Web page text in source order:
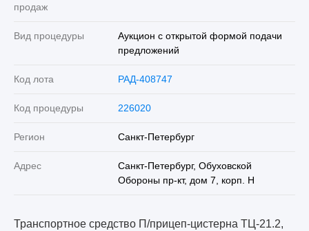
продаж
Вид процедуры
Аукцион с открытой формой подачи
предложений
Код лота РАД-408747
Код процедуры 226020
Регион Санкт-Петербург
Адрес
Санкт-Петербург, Обуховской
Обороны пр-кт, дом 7, корп. Н
Транспортное средство П/прицеп-цистерна ТЦ-21.2,